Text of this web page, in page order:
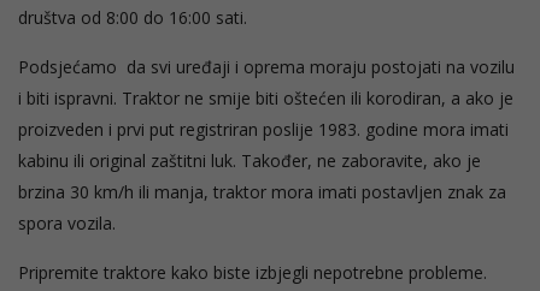
društva od 8:00 do 16:00 sati.
Podsjećamo da svi uređaji i oprema moraju postojati na vozilu
i biti ispravni. Traktor ne smije biti oštećen ili korodiran, a ako je
proizveden i prvi put registriran poslije 1983. godine mora imati
kabinu ili original zaštitni luk. Također, ne zaboravite, ako je
brzina 30 km/h ili manja, traktor mora imati postavljen znak za
spora vozila.
Pripremite traktore kako biste izbjegli nepotrebne probleme.